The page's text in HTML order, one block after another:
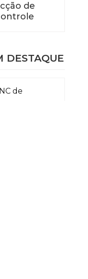
de
DESTAQUE
de